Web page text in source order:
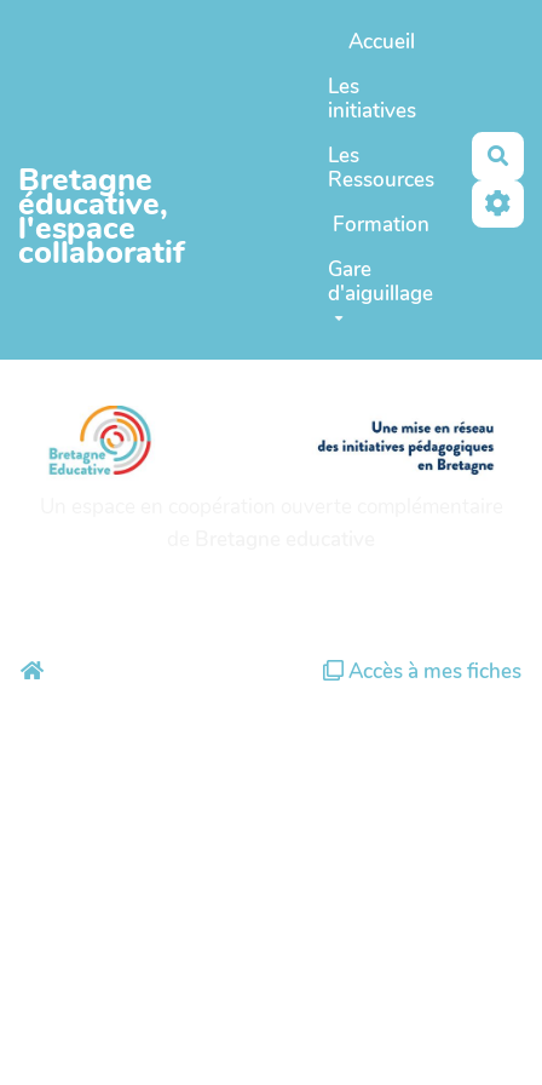
Bretagne
éducative,
l'espace
collaboratif
Accueil
Les
initiatives
Les
Ressources
Formation
Gare
d'aiguillage
Accès à mes fiches